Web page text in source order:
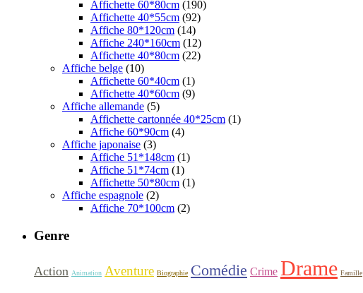
Affichette 60*80cm (190)
Affichette 40*55cm (92)
Affiche 80*120cm (14)
Affiche 240*160cm (12)
Affichette 40*80cm (22)
Affiche belge (10)
Affichette 60*40cm (1)
Affichette 40*60cm (9)
Affiche allemande (5)
Affichette cartonnée 40*25cm (1)
Affiche 60*90cm (4)
Affiche japonaise (3)
Affiche 51*148cm (1)
Affiche 51*74cm (1)
Affichette 50*80cm (1)
Affiche espagnole (2)
Affiche 70*100cm (2)
Genre
Action Animation Aventure Biographie Comédie Crime Drame Famille